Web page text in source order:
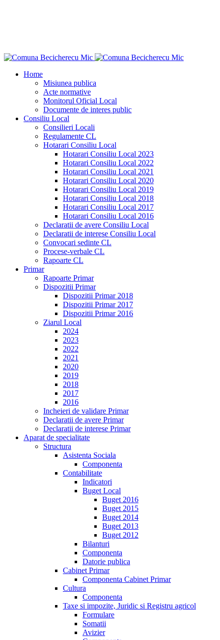
Home
Misiunea publica
Acte normative
Monitorul Oficial Local
Documente de interes public
Consiliu Local
Consilieri Locali
Regulamente CL
Hotarari Consiliu Local
Hotarari Consiliu Local 2023
Hotarari Consiliu Local 2022
Hotarari Consiliu Local 2021
Hotarari Consiliu Local 2020
Hotarari Consiliu Local 2019
Hotarari Consiliu Local 2018
Hotarari Consiliu Local 2017
Hotarari Consiliu Local 2016
Declaratii de avere Consiliu Local
Declaratii de interese Consiliu Local
Convocari sedinte CL
Procese-verbale CL
Rapoarte CL
Primar
Rapoarte Primar
Dispozitii Primar
Dispozitii Primar 2018
Dispozitii Primar 2017
Dispozitii Primar 2016
Ziarul Local
2024
2023
2022
2021
2020
2019
2018
2017
2016
Incheieri de validare Primar
Declaratii de avere Primar
Declaratii de interese Primar
Aparat de specialitate
Structura
Asistenta Sociala
Componenta
Contabilitate
Indicatori
Buget Local
Buget 2016
Buget 2015
Buget 2014
Buget 2013
Buget 2012
Bilanturi
Componenta
Datorie publica
Cabinet Primar
Componenta Cabinet Primar
Cultura
Componenta
Taxe si impozite, Juridic si Registru agricol
Formulare
Somatii
Avizier